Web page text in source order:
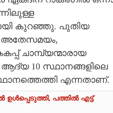
കുറഞ്ഞു. പുതിയ
അതേസമയം,
ചാമ്പ്യന്മാരായ
ആദ്യ 10 സ്ഥാനങ്ങളിലെ
സ്ഥാനത്തെത്തി എന്നതാണ്‌.
പത്തിൽ എട്ട്